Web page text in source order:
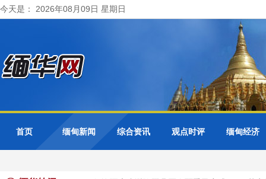
今天是： 2026年08月09日 星期日
首页 缅甸新闻 综合资讯 观点时评 缅甸经济